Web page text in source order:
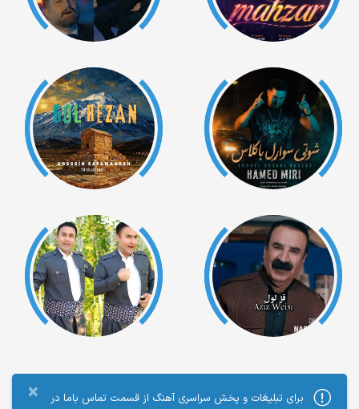
×
برای تبلیغات و پخش سراسری آهنگ از قسمت تماس باما در